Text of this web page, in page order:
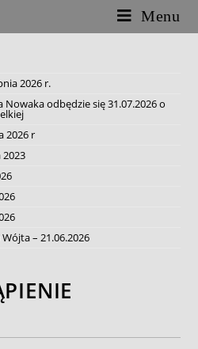
Menu
2026 r.
Nowaka odbędzie się 31.07.2026 o
2026 r
2023
– 21.06.2026